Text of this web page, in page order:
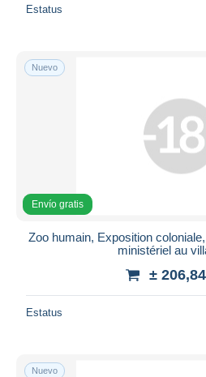
Estatus
Nuevo
Envío gratis
Zoo humain, Exposition
ministériel au
±
Estatus
Nuevo